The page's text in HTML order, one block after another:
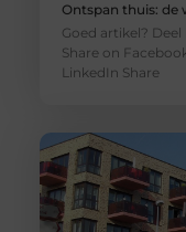
Ontspan thuis: de
Goed artikel?
Share on
LinkedIn Share